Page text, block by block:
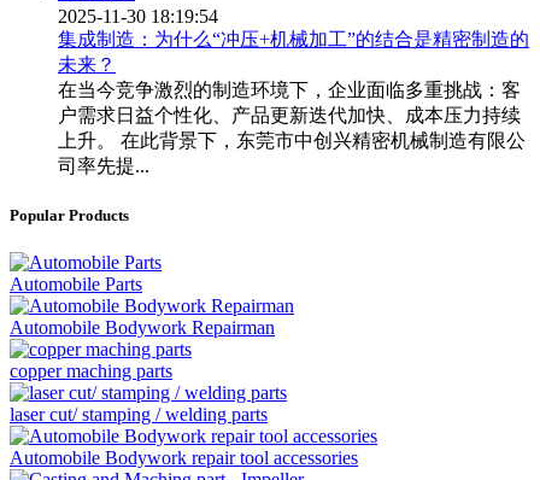
2025-11-30 18:19:54
集成制造：为什么“冲压+机械加工”的结合是精密制造的
未来？
在当今竞争激烈的制造环境下，企业面临多重挑战：客
户需求日益个性化、产品更新迭代加快、成本压力持续
上升。 在此背景下，东莞市中创兴精密机械制造有限公
司率先提...
Popular Products
Automobile Parts
Automobile Bodywork Repairman
copper maching parts
laser cut/ stamping / welding parts
Automobile Bodywork repair tool accessories